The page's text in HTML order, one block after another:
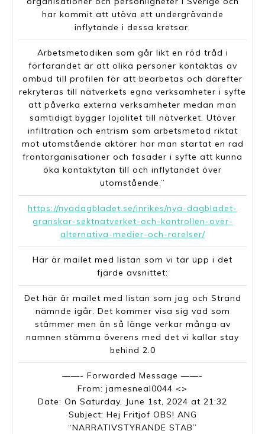
har kommit att utöva ett undergrävande
inflytande i dessa kretsar.
Arbetsmetodiken som går likt en röd tråd i
förfarandet är att olika personer kontaktas av
ombud till profilen för att bearbetas och därefter
rekryteras till nätverkets egna verksamheter i syfte
att påverka externa verksamheter medan man
samtidigt bygger lojalitet till nätverket. Utöver
infiltration och entrism som arbetsmetod riktat
mot utomstående aktörer har man startat en rad
frontorganisationer och fasader i syfte att kunna
öka kontaktytan till och inflytandet över
utomstående.”
https://nyadagbladet.se/inrikes/nya-dagbladet-
granskar-sektnatverket-och-kontrollen-over-
alternativa-medier-och-rorelser/
Här är mailet med listan som vi tar upp i det
fjärde avsnittet:
Det här är mailet med listan som jag och Strand
nämnde igår. Det kommer visa sig vad som
stämmer men än så länge verkar många av
namnen stämma överens med det vi kallar stay
behind 2.0
——- Forwarded Message ——-
From: jamesneal0044 <>
Date: On Saturday, June 1st, 2024 at 21:32
Subject: Hej Fritjof OBS! ANG
“NARRATIVSTYRANDE STAB”